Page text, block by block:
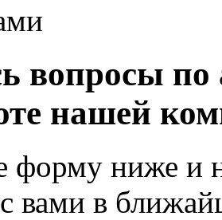
вопросы по
нашей
форму ниже и
вами в